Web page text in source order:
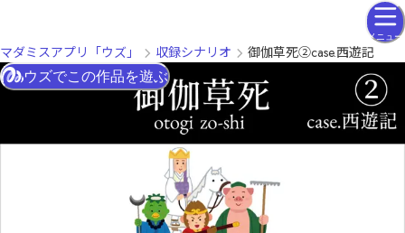
メニュー
マダミスアプリ「ウズ」 収録シナリオ 御伽草死②case.西遊記
ウズでこの作品を遊ぶ